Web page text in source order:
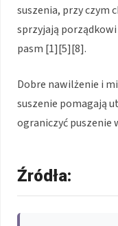
suszenia, przy czym
sprzyjają
pasm [1][5][8].
Dobre nawilżenie i
suszenie pomagają
ograniczyć puszenie
Źródła: